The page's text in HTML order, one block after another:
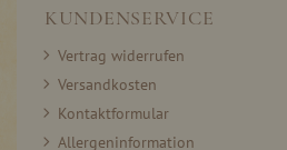
KUNDENSERVICE
Vertrag widerrufen
Versandkosten
Kontaktformular
Allergeninformation